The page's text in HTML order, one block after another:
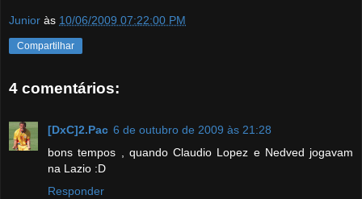
Junior às 10/06/2009 07:22:00 PM
Compartilhar
4 comentários:
[DxC]2.Pac 6 de outubro de 2009 às 21:28
bons tempos , quando Claudio Lopez e Nedved jogavam
na Lazio :D
Responder